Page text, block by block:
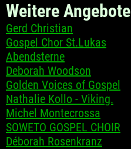
Weitere Angebote
Gerd Christian
Gospel Chor St.Lukas
Abendsterne
Deborah Woodson
Golden Voices of Gospel
Nathalie Kollo - Viking.
Michel Montecrossa
SOWETO GOSPEL CHOIR
Déborah Rosenkranz